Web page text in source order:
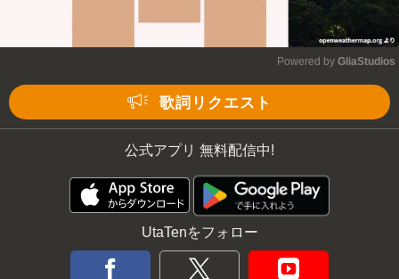
Powered by GliaStudios
歌詞リクエスト
公式アプリ 無料配信中!
UtaTenをフォロー